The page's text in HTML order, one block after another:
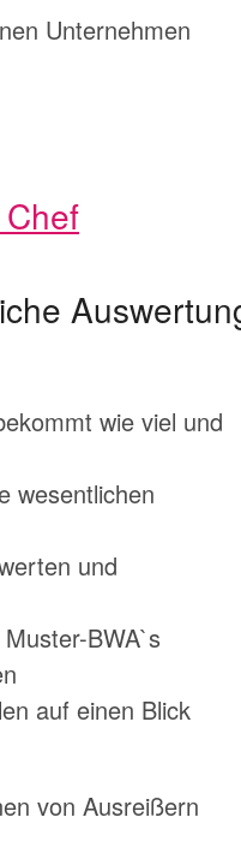
Unternehmen
wie viel und
wesentlichen
und
BWA`s
auf einen Blick
von Ausreißern